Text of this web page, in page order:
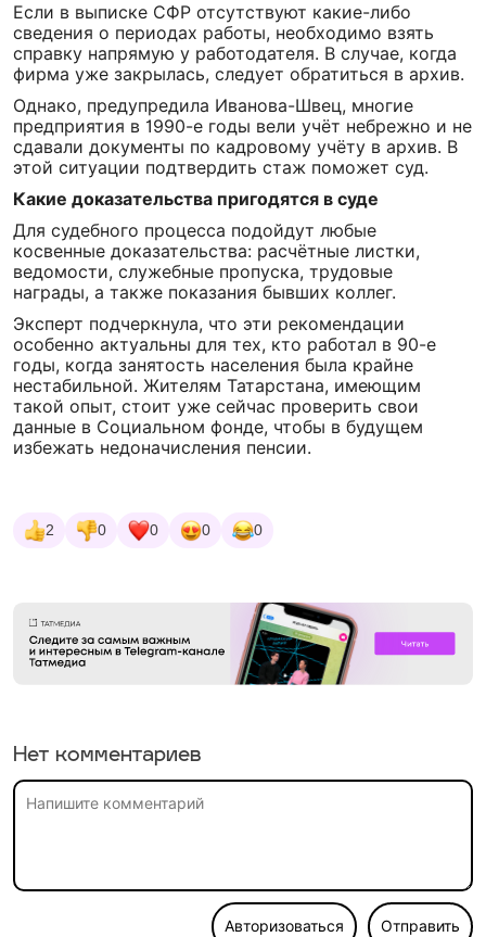
Если в выписке СФР отсутствуют какие-либо
сведения о периодах работы, необходимо взять
справку напрямую у работодателя. В случае, когда
фирма уже закрылась, следует обратиться в архив.
Однако, предупредила Иванова-Швец, многие
предприятия в 1990-е годы вели учёт небрежно и не
сдавали документы по кадровому учёту в архив. В
этой ситуации подтвердить стаж поможет суд.
Какие доказательства пригодятся в суде
Для судебного процесса подойдут любые
косвенные доказательства: расчётные листки,
ведомости, служебные пропуска, трудовые
награды, а также показания бывших коллег.
Эксперт подчеркнула, что эти рекомендации
особенно актуальны для тех, кто работал в 90-е
годы, когда занятость населения была крайне
нестабильной. Жителям Татарстана, имеющим
такой опыт, стоит уже сейчас проверить свои
данные в Социальном фонде, чтобы в будущем
избежать недоначисления пенсии.
2 0 0 0 0
Нет комментариев
Авторизоваться Отправить